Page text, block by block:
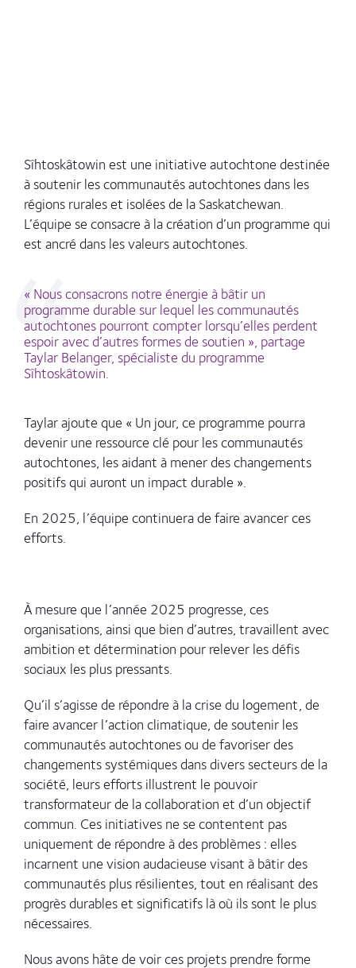
Sîhtoskâtowin est une initiative autochtone destinée
à soutenir les communautés autochtones dans les
régions rurales et isolées de la Saskatchewan.
L’équipe se consacre à la création d’un programme qui
est ancré dans les valeurs autochtones.
« Nous consacrons notre énergie à bâtir un
programme durable sur lequel les communautés
autochtones pourront compter lorsqu’elles perdent
espoir avec d’autres formes de soutien », partage
Taylar Belanger, spécialiste du programme
Sîhtoskâtowin.
Taylar ajoute que « Un jour, ce programme pourra
devenir une ressource clé pour les communautés
autochtones, les aidant à mener des changements
positifs qui auront un impact durable ».
En 2025, l’équipe continuera de faire avancer ces
efforts.
À mesure que l’année 2025 progresse, ces
organisations, ainsi que bien d’autres, travaillent avec
ambition et détermination pour relever les défis
sociaux les plus pressants.
Qu’il s’agisse de répondre à la crise du logement, de
faire avancer l’action climatique, de soutenir les
communautés autochtones ou de favoriser des
changements systémiques dans divers secteurs de la
société, leurs efforts illustrent le pouvoir
transformateur de la collaboration et d’un objectif
commun. Ces initiatives ne se contentent pas
uniquement de répondre à des problèmes : elles
incarnent une vision audacieuse visant à bâtir des
communautés plus résilientes, tout en réalisant des
progrès durables et significatifs là où ils sont le plus
nécessaires.
Nous avons hâte de voir ces projets prendre forme